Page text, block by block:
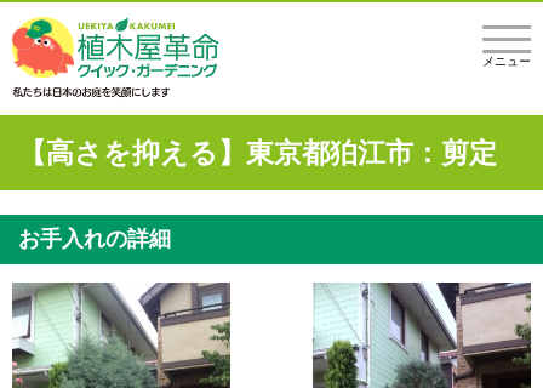
メニュー
【高さを抑える】東京都狛江市：剪定
お手入れの詳細